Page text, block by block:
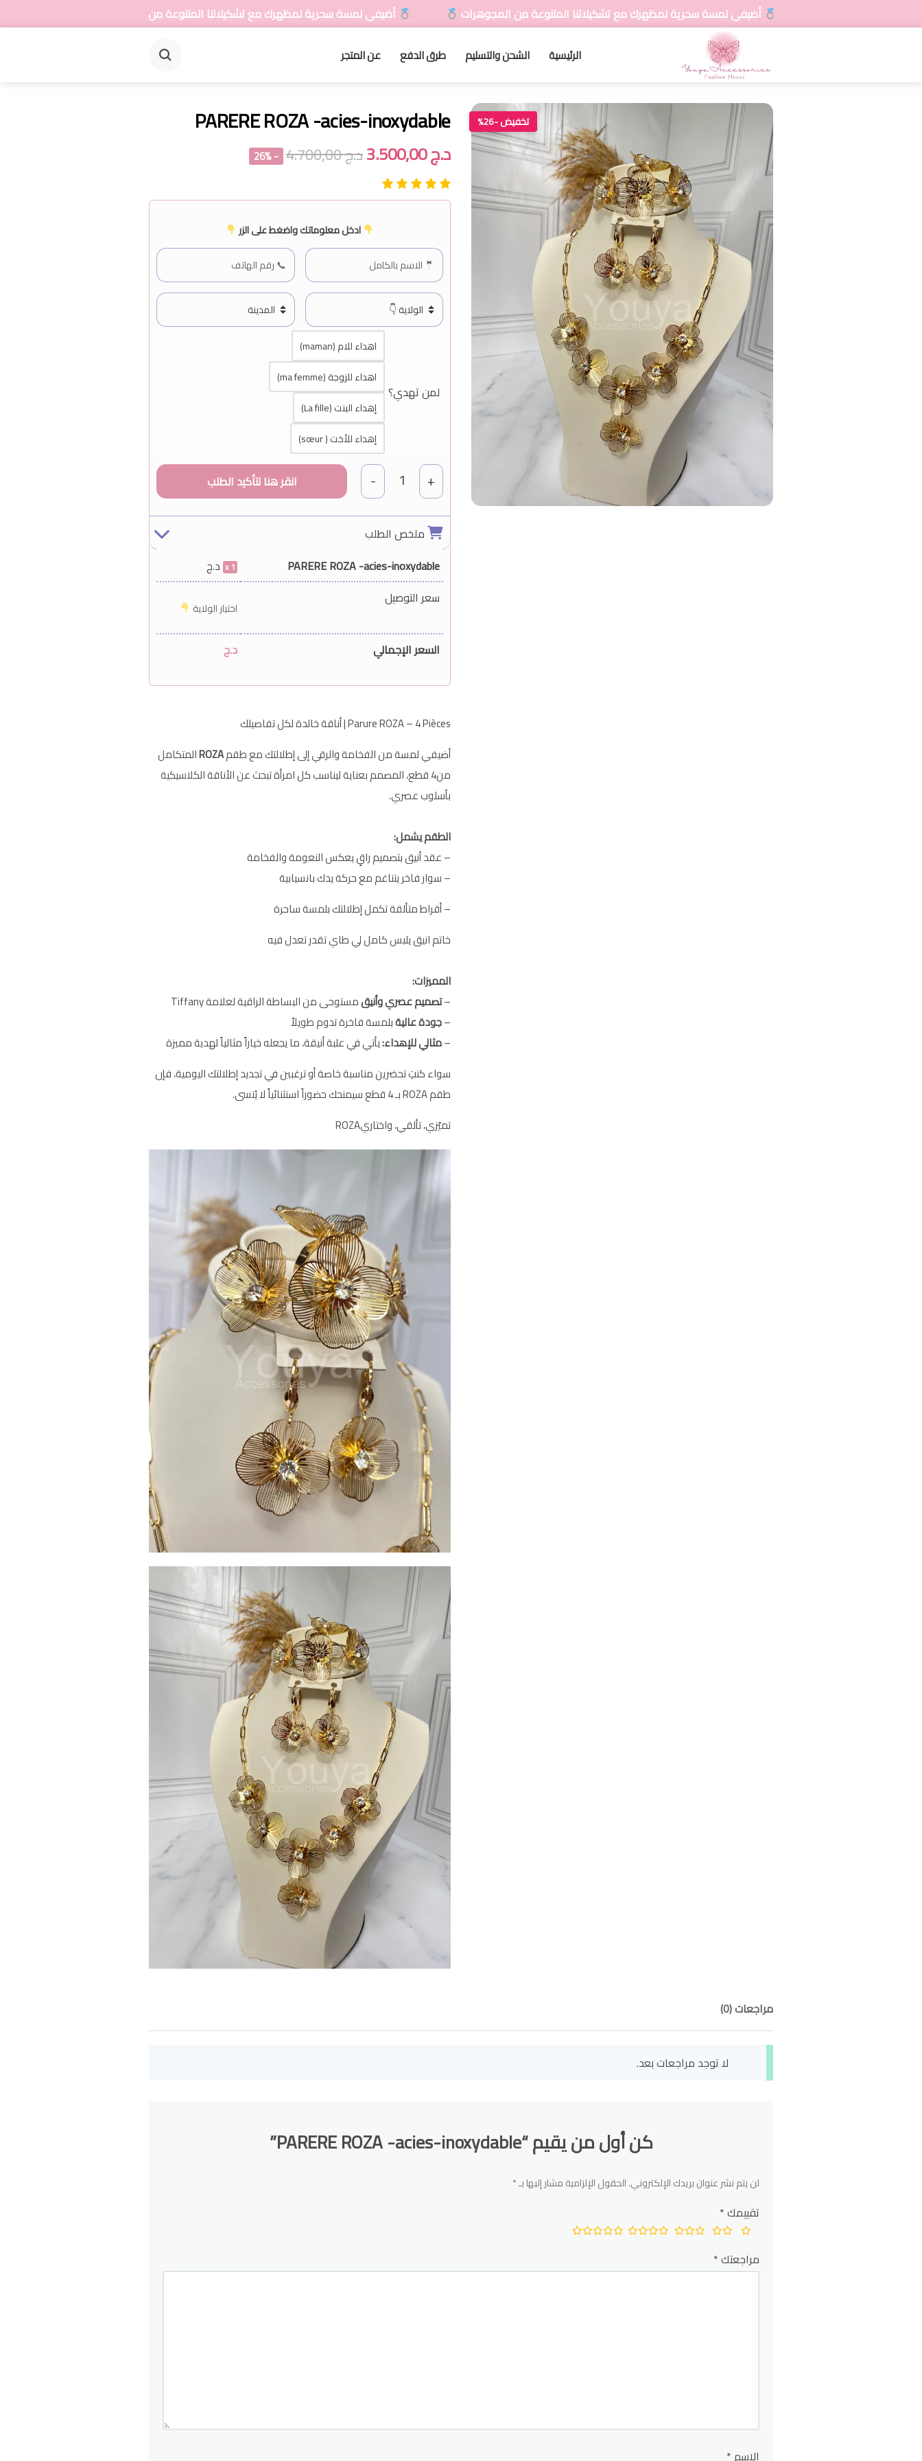
أضيفي لمسة سحرية لمظهرك مع تشكيلاتنا المتنوعة من المجوهرات أضيفي لمسة سحرية لمظهرك مع تشكيلاتنا المتنوعة من المجوهرات
الرئيسية الشحن والتسليم طرق الدفع عن المتجر
تخفيض -26% PARERE ROZA -acies-inoxydable
د.ج3.500,00 د.ج4.700,00
- 26%
ادخل معلوماتك واضغط على الزر
لمن تهدي؟
اهداء للام (maman)
اهداء للزوجة (ma femme)
إهداء البنت (La fille)
إهداء للأخت ( sœur)
+
1
-
ملخص الطلب
PARERE ROZA -acies-inoxydable
1
د.ج
سعر التوصيل
اختيار الولاية
السعر الإجمالي د.ج
Parure ROZA – 4 Pièces | أناقة خالدة لكل تفاصيلك
أضيفي لمسة من الفخامة والرقي إلى إطلالتك مع طقمROZA
المتكامل
من4 قطع، المصمم بعناية ليناسب كل امرأة تبحث عن الأناقة الكلاسيكية
بأسلوب عصري.
الطقم يشمل:
– عقد أنيق بتصميم راقٍ يعكس النعومة والفخامة
– سوار فاخر يتناغم مع حركة يدك بانسيابية
– أقراط متألقة تكمل إطلالتك بلمسة ساحرة
خاتم انيق يلبس كامل لي طاي تقدر تعدل فيه
المميزات:
–تصميم عصري وأنيقمستوحى من البساطة الراقية لعلامة Tiffany
–جودة عاليةبلمسة فاخرة تدوم طويلاً
–مثالي للإهداء:يأتي في علبة أنيقة، ما يجعله خياراً مثالياً لهدية مميزة
سواء كنتِ تحضرين مناسبة خاصة أو ترغبين في تجديد إطلالتك اليومية، فإن
طقم ROZA بـ 4 قطع سيمنحك حضوراً استثنائياً لا يُنسى.
تميّزي، تألقي، واختاريROZA
مراجعات (0)
لا توجد مراجعات بعد.
كن أول من يقيم “PARERE ROZA -acies-inoxydable”
لن يتم نشر عنوان بريدك الإلكتروني.الحقول الإلزامية مشار إليها بـ*
تقييمك*
مراجعتك*
الاسم *